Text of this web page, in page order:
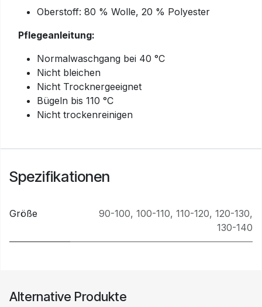
Oberstoff: 80 % Wolle, 20 % Polyester
Pflegeanleitung:
Normalwaschgang bei 40 °C
Nicht bleichen
Nicht Trocknergeeignet
Bügeln bis 110 °C
Nicht trockenreinigen
Spezifikationen
Größe 90-100, 100-110, 110-120, 120-130,
130-140
Alternative Produkte